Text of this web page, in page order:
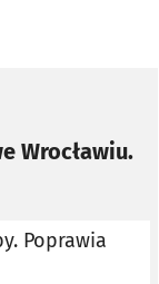
Wrocławiu.
Poprawia